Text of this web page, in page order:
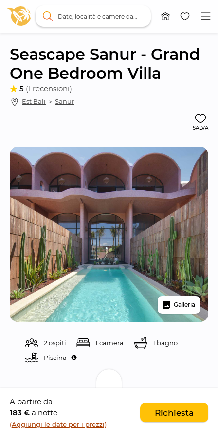
Seascape Sanur - Grand
One Bedroom Villa
5 (1 recensioni)
Est Bali ＞ Sanur
SALVA
Galleria
2 ospiti 1 camera
1 bagno
Piscina
Descrizione
Seascape Sanur è un esclusivo resort situato
A partire da
183 € a notte
(Aggiungi le date per i prezzi)
Richiesta